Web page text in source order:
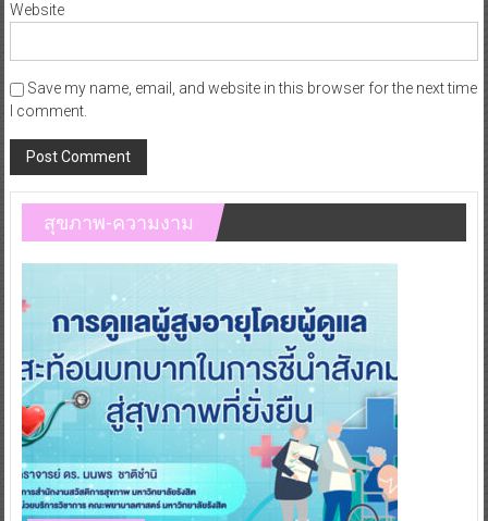
Website
Save my name, email, and website in this browser for the next time
I comment.
สุขภาพ-ความงาม